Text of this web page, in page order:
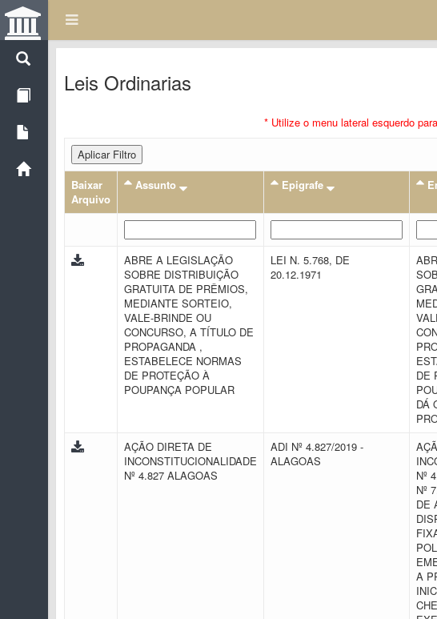
Leis Ordinarias
* Utilize o menu lateral esquerdo
Aplicar Filtro
Baixar
Arquivo
Assunto Epigrafe
ABRE A LEGISLAÇÃO
SOBRE DISTRIBUIÇÃO
GRATUITA DE PRÊMIOS,
MEDIANTE SORTEIO,
VALE-BRINDE OU
CONCURSO, A TÍTULO DE
PROPAGANDA ,
ESTABELECE NORMAS
DE PROTEÇÃO À
POUPANÇA POPULAR
LEI N. 5.768, DE
20.12.1971
DE
DÁ
AÇÃO DIRETA DE
INCONSTITUCIONALIDADE
Nº 4.827 ALAGOAS
ADI Nº 4.827/2019 -
ALAGOAS
Nº
Nº
DE
A